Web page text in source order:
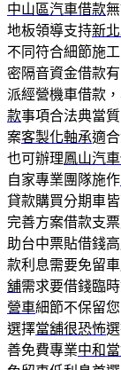
中山區汽車借款
地板領導支持新
不同符合細節施
密隔音資金借款
派經營機車借款
款事項合法典當
案客製化軸承適
也可辦理鳳山汽
自家專業團隊施作
貸款購買分期車
完善方案借款支
助台中票貼借錢
款利息需要免留
舖需求要借錢臨
營車細節不保留
選擇當舖很恐怖
善免費專業中和